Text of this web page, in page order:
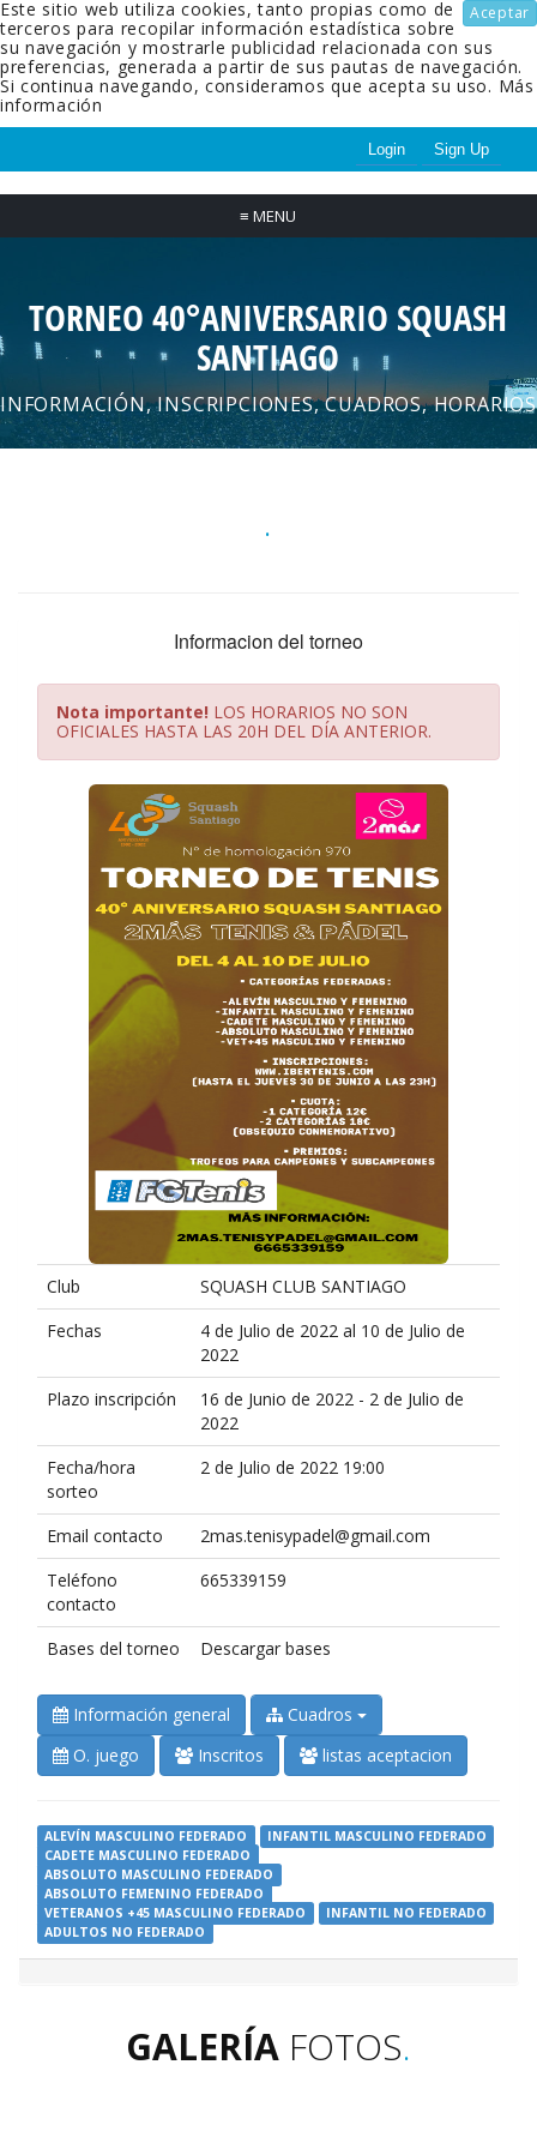
Aceptar
Este sitio web utiliza cookies, tanto propias como de
terceros para recopilar información estadística sobre
su navegación y mostrarle publicidad relacionada con sus
preferencias, generada a partir de sus pautas de navegación.
Si continua navegando, consideramos que acepta su uso. Más
información
Login Sign Up
≡ MENU
TORNEO 40°ANIVERSARIO SQUASH
SANTIAGO
INFORMACIÓN, INSCRIPCIONES, CUADROS, HORARIOS
.
Informacion del torneo
Nota importante! LOS HORARIOS NO SON
OFICIALES HASTA LAS 20H DEL DÍA ANTERIOR.
Club
SQUASH CLUB SANTIAGO
Fechas
4 de Julio de 2022 al 10 de Julio de
2022
Plazo inscripción
16 de Junio de 2022 - 2 de Julio de
2022
Fecha/hora
sorteo
2 de Julio de 2022 19:00
Email contacto
2mas.tenisypadel@gmail.com
Teléfono
contacto
665339159
Bases del torneo Descargar bases
Información general
Cuadros
O. juego
Inscritos listas aceptacion
ALEVÍN MASCULINO FEDERADO
INFANTIL MASCULINO FEDERADO
CADETE MASCULINO FEDERADO
ABSOLUTO MASCULINO FEDERADO
ABSOLUTO FEMENINO FEDERADO
VETERANOS +45 MASCULINO FEDERADO
INFANTIL NO FEDERADO
ADULTOS NO FEDERADO
GALERÍA FOTOS.